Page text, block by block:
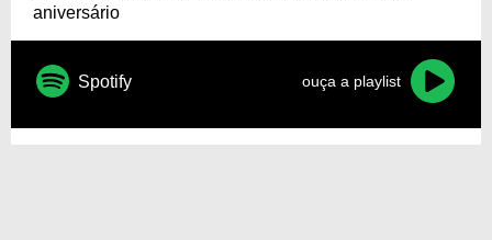
aniversário
Spotify ouça a playlist